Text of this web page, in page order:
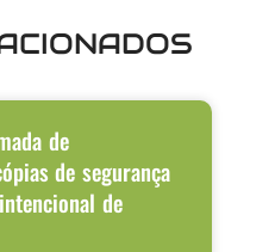
de
de segurança
de